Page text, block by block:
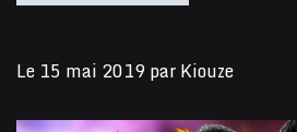
Le 15 mai 2019parKiouze